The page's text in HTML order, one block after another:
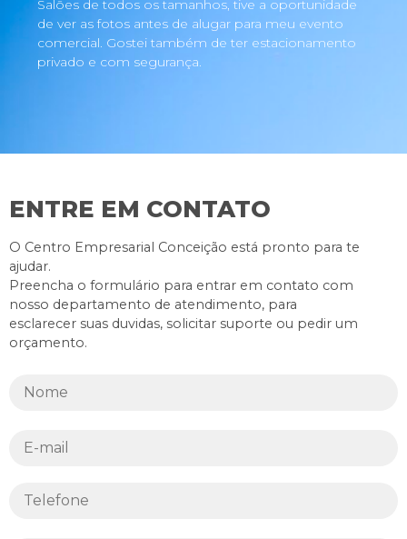
Salões de todos os tamanhos, tive a oportunidade
de ver as fotos antes de alugar para meu evento
comercial. Gostei também de ter estacionamento
privado e com segurança.
ENTRE EM CONTATO
O Centro Empresarial Conceição está pronto para te
ajudar.
Preencha o formulário para entrar em contato com
nosso departamento de atendimento, para
esclarecer suas duvidas, solicitar suporte ou pedir um
orçamento.